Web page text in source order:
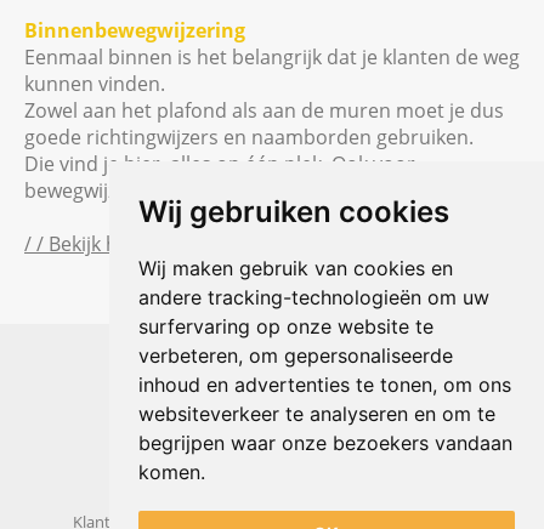
Wij gebruiken cookies
Wij maken gebruik van cookies en
andere tracking-technologieën om uw
surfervaring op onze website te
verbeteren, om gepersonaliseerde
inhoud en advertenties te tonen, om ons
websiteverkeer te analyseren en om te
begrijpen waar onze bezoekers vandaan
komen.
Binnenbewegwijzering
Eenmaal binnen is het belangrijk dat je klanten de weg
kunnen vinden.
Zowel aan het plafond als aan de muren moet je dus
goede richtingwijzers en naamborden gebruiken.
Die vind je hier, alles op één plek. Ook voor
bewegwijzering, ‘one stop for your shop’.
/ / Bekijk hier de producten
Shophouse online
Max Planckstraat 4
6716 BE Ede, Nederland
Telefoon:+31(0)318 618 121
E-mail: info@shophouse.nl
Geopend: ma t/m vr 09:00-17:00 uur
Klantenservice
Algemene voorwaarden